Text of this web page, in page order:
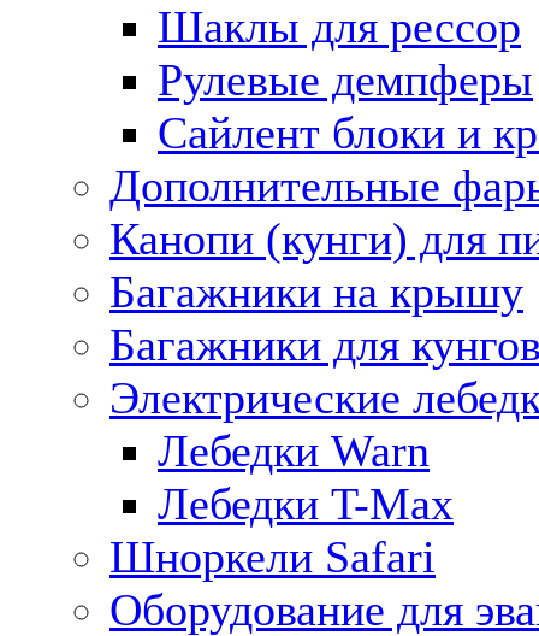
Шаклы для рессор
Рулевые демпферы
Сайлент блоки и
Дополнительные
Канопи (кунги) для
Багажники на крышу
Багажники для
Электрические
Лебедки Warn
Лебедки T-Max
Шноркели Safari
Оборудование для